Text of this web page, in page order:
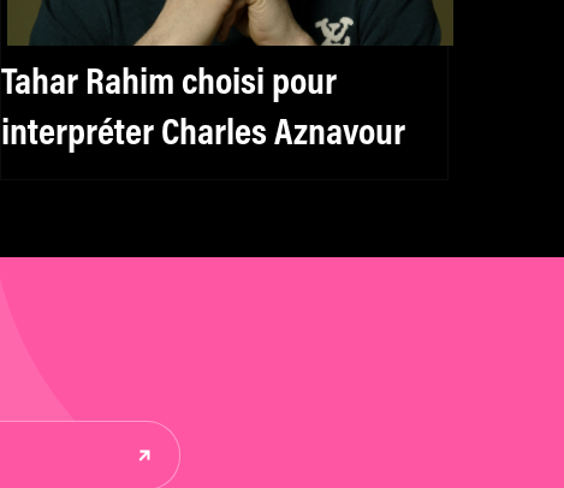
Tahar Rahim choisi pour
interpréter Charles Aznavour